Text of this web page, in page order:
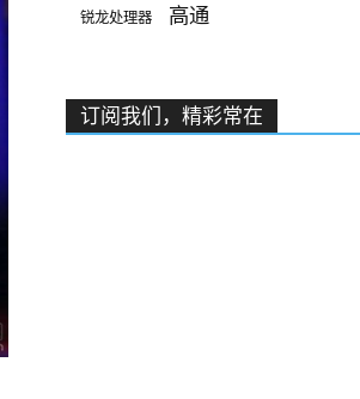
锐龙处理器 高通
订阅我们，精彩常在